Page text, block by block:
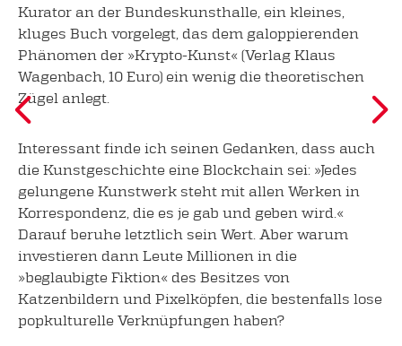
Kurator an der Bundeskunsthalle, ein kleines,
kluges Buch vorgelegt, das dem galoppierenden
Phänomen der »Krypto-Kunst« (Verlag Klaus
Wagenbach, 10 Euro) ein wenig die theoretischen
Zügel anlegt.
Interessant finde ich seinen Gedanken, dass auch
die Kunstgeschichte eine Blockchain sei: »Jedes
gelungene Kunstwerk steht mit allen Werken in
Korrespondenz, die es je gab und geben wird.«
Darauf beruhe letztlich sein Wert. Aber warum
investieren dann Leute Millionen in die
»beglaubigte Fiktion« des Besitzes von
Katzenbildern und Pixelköpfen, die bestenfalls lose
popkulturelle Verknüpfungen haben?